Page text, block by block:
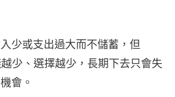
少或支出過大而不儲蓄，但
少、選擇越少，長期下去只會失
會。